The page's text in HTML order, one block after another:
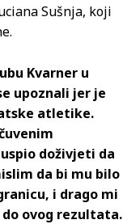
Sušnja, koji
Kvarner u
upoznali jer je
atletike.
doživjeti da
da bi mu bilo
i drago mi
ovog rezultata.